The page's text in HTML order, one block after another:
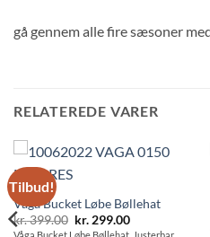
gå gennem alle fire sæsoner
RELATEREDE VARER
Tilbud!
Våga Bucket Løbe Bøllehat
kr.399.00 Den
oprindelige
kr.299.00Den
aktuelle